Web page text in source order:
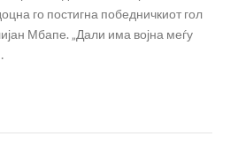
го постигна победничкиот гол
Мбапе. „Дали има војна меѓу